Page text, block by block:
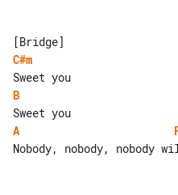
C#m
B
A
Nobody, nobody, nobody